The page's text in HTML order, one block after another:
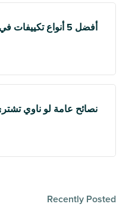
أفضل 5 أنواع تكييفات في مصر
نصائح عامة لو ناوي
Recently Posted